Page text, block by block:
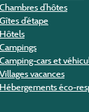
Chambres d’hôtes
Gîtes d’étape
Hôtels
Campings
Camping-cars et
Villages vacances
Hébergements éco-